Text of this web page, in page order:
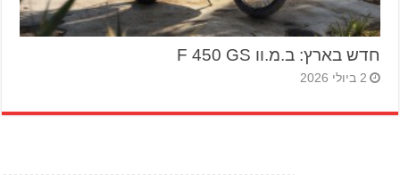
חדש בארץ: ב.מ.וו F 450 GS
2 ביולי 2026